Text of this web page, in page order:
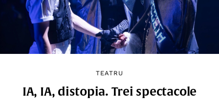
TEATRU
IA, IA, distopia. Trei spectacole